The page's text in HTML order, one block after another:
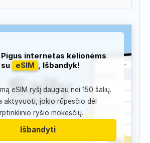
Pigus internetas kelionėms
su
eSIM , Išbandyk!
eSIM ryšį daugiau nei 150 šalių.
aktyvuoti, jokio rūpesčio dėl
ryšio mokesčių.
Išbandyti